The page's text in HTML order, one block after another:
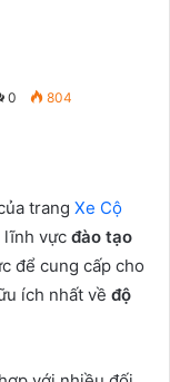
0 804
trang Xe Cộ
lĩnh vực đào tạo
để cung cấp cho
ích nhất về độ